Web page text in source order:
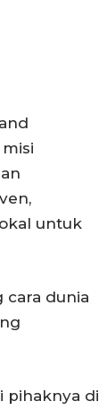
untuk
cara dunia
pihaknya di